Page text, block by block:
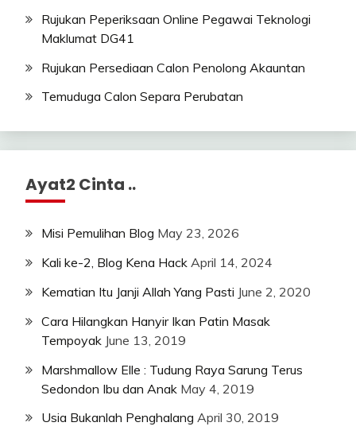
Rujukan Peperiksaan Online Pegawai Teknologi
Maklumat DG41
Rujukan Persediaan Calon Penolong Akauntan
Temuduga Calon Separa Perubatan
Ayat2 Cinta ..
Misi Pemulihan Blog May 23, 2026
Kali ke-2, Blog Kena Hack April 14, 2024
Kematian Itu Janji Allah Yang Pasti June 2, 2020
Cara Hilangkan Hanyir Ikan Patin Masak
Tempoyak June 13, 2019
Marshmallow Elle : Tudung Raya Sarung Terus
Sedondon Ibu dan Anak May 4, 2019
Usia Bukanlah Penghalang April 30, 2019